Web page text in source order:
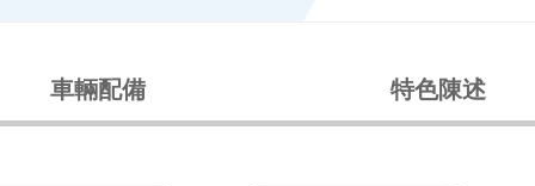
車輛配備 特色陳述